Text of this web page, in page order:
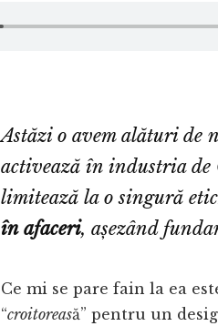
Astăzi o avem alături de
activează în industria de
limitează la o singură
în afaceri, așezând
Ce mi se pare fain la ea
“croitoreasă” pentru un